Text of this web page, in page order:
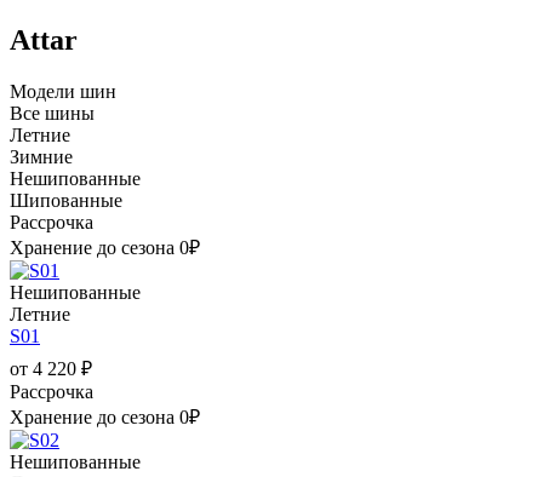
Attar
Модели шин
Все шины
Летние
Зимние
Нешипованные
Шипованные
Рассрочка
Хранение до сезона 0₽
Нешипованные
Летние
S01
от 4 220 ₽
Рассрочка
Хранение до сезона 0₽
Нешипованные